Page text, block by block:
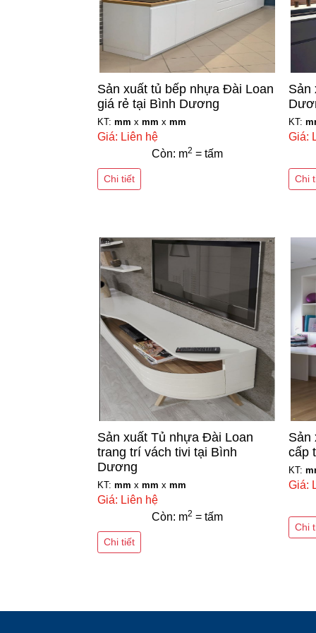
Sản xuất tủ bếp nhựa Đài Loan
giá rẻ tại Bình Dương
KT: mm x mm x mm
Giá: Liên hệ
Còn: m2 = tấm
Chi tiết
Sản
KT:
Giá:
Chi
Sản xuất Tủ nhựa Đài Loan
trang trí vách tivi tại Bình
Dương
KT: mm x mm x mm
Giá: Liên hệ
Còn: m2 = tấm
Chi tiết
Sản
cấp
KT:
Giá:
Chi